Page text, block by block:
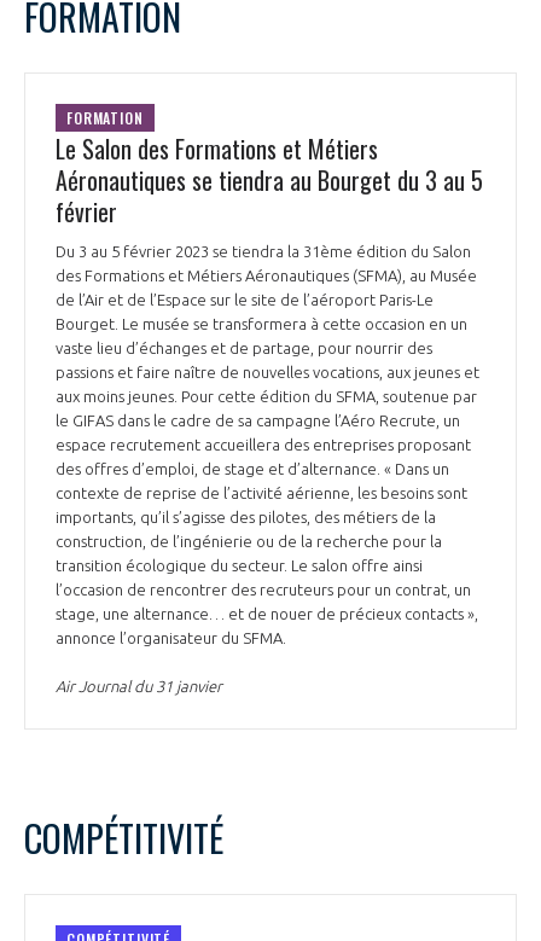
FORMATION
FORMATION
Le Salon des Formations et Métiers
Aéronautiques se tiendra au Bourget du 3 au 5
février
Du 3 au 5 février 2023 se tiendra la 31ème édition du Salon
des Formations et Métiers Aéronautiques (SFMA), au Musée
de l’Air et de l’Espace sur le site de l’aéroport Paris-Le
Bourget. Le musée se transformera à cette occasion en un
vaste lieu d’échanges et de partage, pour nourrir des
passions et faire naître de nouvelles vocations, aux jeunes et
aux moins jeunes. Pour cette édition du SFMA, soutenue par
le GIFAS dans le cadre de sa campagne l’Aéro Recrute, un
espace recrutement accueillera des entreprises proposant
des offres d’emploi, de stage et d’alternance. « Dans un
contexte de reprise de l’activité aérienne, les besoins sont
importants, qu’il s’agisse des pilotes, des métiers de la
construction, de l’ingénierie ou de la recherche pour la
transition écologique du secteur. Le salon offre ainsi
l’occasion de rencontrer des recruteurs pour un contrat, un
stage, une alternance… et de nouer de précieux contacts »,
annonce l’organisateur du SFMA.
Air Journal du 31 janvier
COMPÉTITIVITÉ